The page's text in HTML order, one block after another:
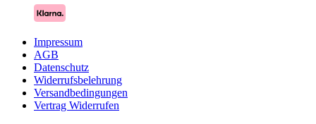
Impressum
AGB
Datenschutz
Widerrufsbelehrung
Versandbedingungen
Vertrag Widerrufen